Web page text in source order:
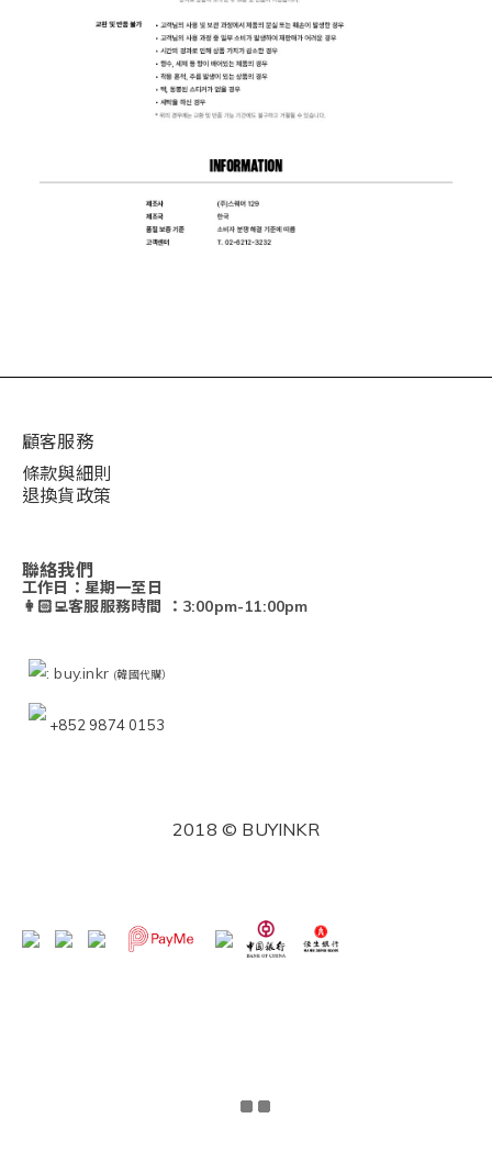
顧客服務
條款與細則
退換貨政策
聯絡我們
工作日：星期一至日
👩🏻‍💻客服服務時間 ：3:00pm-11:00pm
: buy.inkr (韓國代購）
+852 9874 0153
2018 © BUYINKR